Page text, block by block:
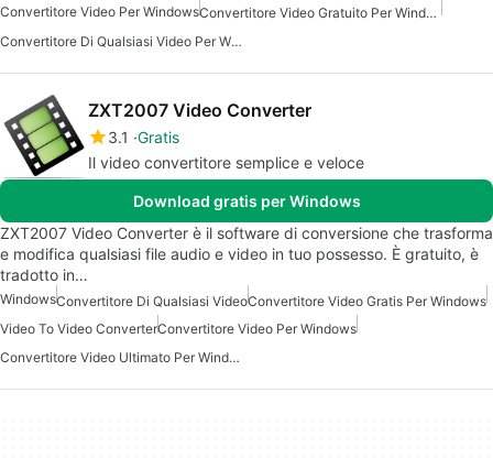
Convertitore Video Per Windows
Convertitore Video Gratuito Per Windows
Convertitore Di Qualsiasi Video Per Windows 7
ZXT2007 Video Converter
3.1 Gratis
Il video convertitore semplice e veloce
Download gratis per Windows
ZXT2007 Video Converter è il software di conversione che trasforma
e modifica qualsiasi file audio e video in tuo possesso. È gratuito, è
tradotto in…
WindowsConvertitore Di Qualsiasi VideoConvertitore Video Gratis Per Windows
Video To Video ConverterConvertitore Video Per Windows
Convertitore Video Ultimato Per Windows 7